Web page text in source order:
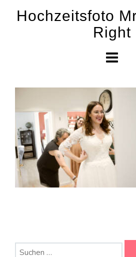
Hochzeitsfoto
Right
Suchen